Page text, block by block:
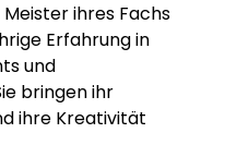
ihres Fachs
Erfahrung in
und
bringen ihr
ihre Kreativität